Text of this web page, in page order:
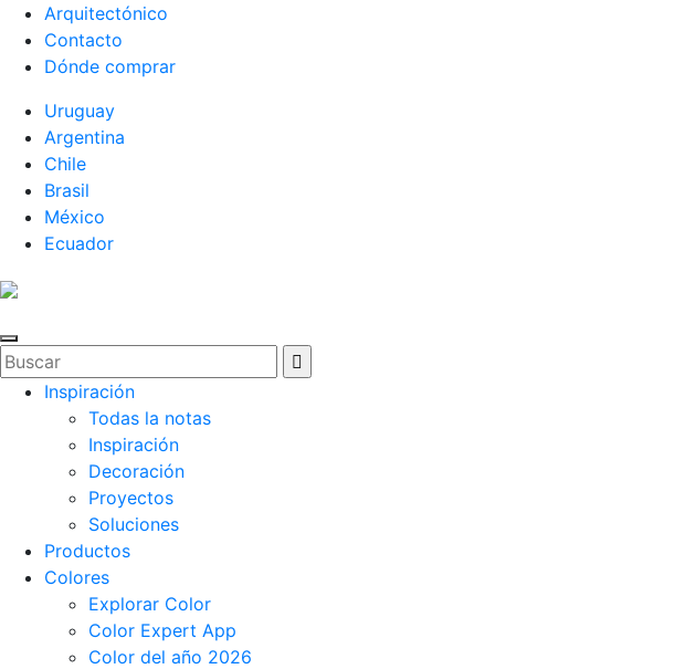
Arquitectónico
Contacto
Dónde comprar
Uruguay
Argentina
Chile
Brasil
México
Ecuador
Inspiración
Todas la notas
Inspiración
Decoración
Proyectos
Soluciones
Productos
Colores
Explorar Color
Color Expert App
Color del año 2026